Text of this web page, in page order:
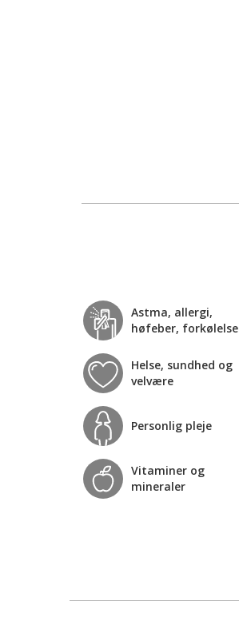
Astma, allergi,
høfeber, forkølelse
Helse, sundhed og
velvære
Personlig pleje
Vitaminer og
mineraler